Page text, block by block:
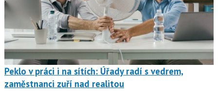
Peklo v práci i na sítích: Úřady radí s vedrem,
zaměstnanci zuří nad realitou